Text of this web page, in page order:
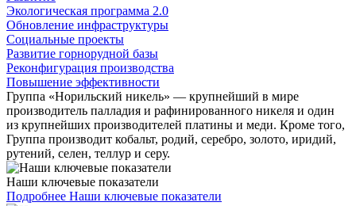
Экологическая программа 2.0
Обновление инфраструктуры
Социальные проекты
Развитие горнорудной базы
Реконфигурация производства
Повышение эффективности
Группа «Норильский никель» — крупнейший в мире
производитель палладия и рафинированного никеля и один
из крупнейших производителей платины и меди. Кроме того,
Группа производит кобальт, родий, серебро, золото, иридий,
рутений, селен, теллур и серу.
Наши ключевые показатели
Подробнее Наши ключевые показатели